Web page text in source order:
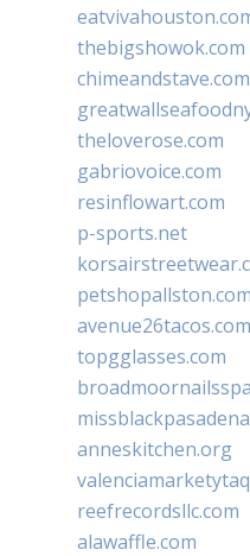
thebigshowok.com
chimeandstave.com
theloverose.com
gabriovoice.com
resinflowart.com
p-sports.net
petshopallston.com
avenue26tacos.com
topgglasses.com
anneskitchen.org
reefrecordsllc.com
alawaffle.com